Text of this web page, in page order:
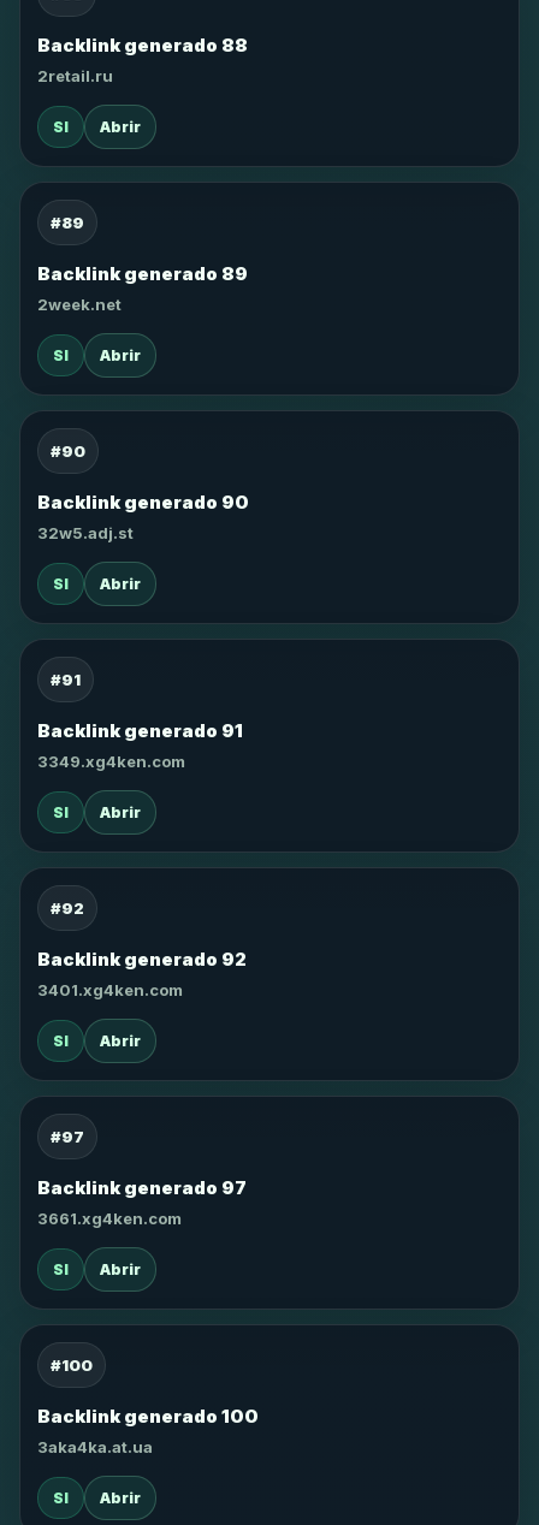
Backlink generado 88
2retail.ru
SI Abrir
#89
Backlink generado 89
2week.net
SI Abrir
#90
Backlink generado 90
32w5.adj.st
SI Abrir
#91
Backlink generado 91
3349.xg4ken.com
SI Abrir
#92
Backlink generado 92
3401.xg4ken.com
SI Abrir
#97
Backlink generado 97
3661.xg4ken.com
SI Abrir
#100
Backlink generado 100
3aka4ka.at.ua
SI Abrir